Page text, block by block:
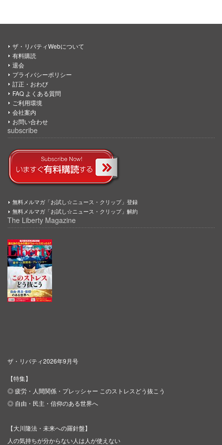
ザ・リバティWebについて
有料購読
退会
プライバシーポリシー
訂正・おわび
FAQ よくある質問
ご利用環境
会社案内
お問い合わせ
subscribe
無料メルマガ「お試し☆ニュース・クリップ」登録
無料メルマガ「お試し☆ニュース・クリップ」解約
The Liberty Magazine
ザ・リバティ2026年9月号
【特集】
◎ 疲労・人間関係・プレッシャー このストレスどう抜こう
◎ 自由・民主・信仰のある世界へ
【大川隆法・未来への羅針盤】
人の気持ちが分からない人は人が使えない